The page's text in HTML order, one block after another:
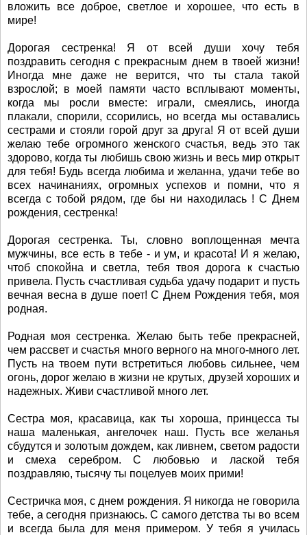
вложить все доброе, светлое и хорошее, что есть в
мире!
Дорогая сестренка! Я от всей души хочу тебя
поздравить сегодня с прекрасным днем в твоей жизни!
Иногда мне даже не верится, что ты стала такой
взрослой; в моей памяти часто всплывают моменты,
когда мы росли вместе: играли, смеялись, иногда
плакали, спорили, ссорились, но всегда мы оставались
сестрами и стояли горой друг за друга! Я от всей души
желаю тебе огромного женского счастья, ведь это так
здорово, когда ты любишь свою жизнь и весь мир открыт
для тебя! Будь всегда любима и желанна, удачи тебе во
всех начинаниях, огромных успехов и помни, что я
всегда с тобой рядом, где бы ни находилась ! С Днем
рождения, сестренка!
Дорогая сестренка. Ты, словно воплощенная мечта
мужчины, все есть в тебе - и ум, и красота! И я желаю,
чтоб спокойна и светла, тебя твоя дорога к счастью
привела. Пусть счастливая судьба удачу подарит и пусть
вечная весна в душе поет! С Днем Рождения тебя, моя
родная.
Родная моя сестренка. Желаю быть тебе прекрасней,
чем рассвет и счастья много верного на много-много лет.
Пусть на твоем пути встретиться любовь сильнее, чем
огонь, дорог желаю в жизни не крутых, друзей хороших и
надежных. Живи счастливой много лет.
Сестра моя, красавица, как ты хороша, принцесса ты
наша маленькая, ангелочек наш. Пусть все желанья
сбудутся и золотым дождем, как ливнем, светом радости
и смеха серебром. С любовью и лаской тебя
поздравляю, тысячу ты поцелуев моих прими!
Сестричка моя, с днем рождения. Я никогда не говорила
тебе, а сегодня признаюсь. С самого детства ты во всем
и всегда была для меня примером. У тебя я училась